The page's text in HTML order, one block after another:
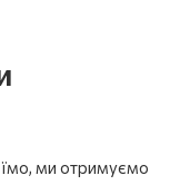
їмо, ми отримуємо